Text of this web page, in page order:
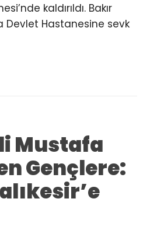
kaldırıldı. Bakır
Devlet Hastanesine sevk
Mustafa
Gençlere: